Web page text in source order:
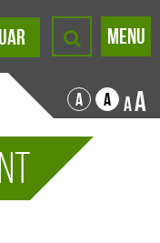
MENU
A A AA